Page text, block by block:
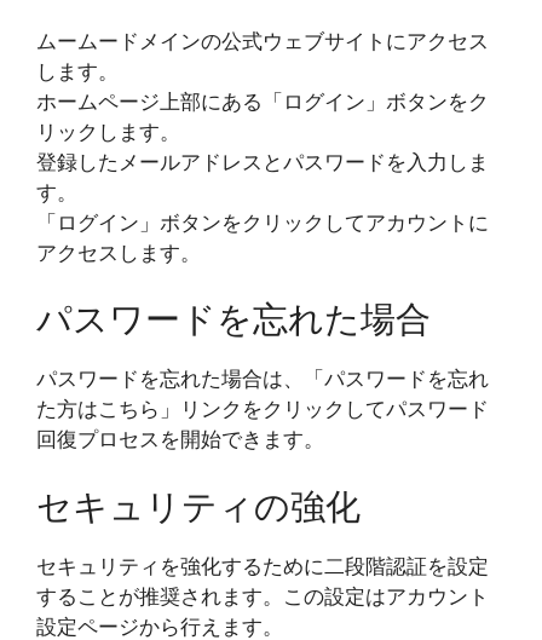
ムームードメインの公式ウェブサイトにアクセス
します。
ホームページ上部にある「ログイン」ボタンをク
リックします。
登録したメールアドレスとパスワードを入力しま
す。
「ログイン」ボタンをクリックしてアカウントに
アクセスします。
パスワードを忘れた場合
パスワードを忘れた場合は、「パスワードを忘れ
た方はこちら」リンクをクリックしてパスワード
回復プロセスを開始できます。
セキュリティの強化
セキュリティを強化するために二段階認証を設定
することが推奨されます。この設定はアカウント
設定ページから行えます。